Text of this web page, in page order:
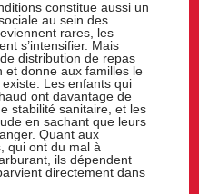
constitue aussi un
au sein des
rares, les
s’intensifier. Mais
distribution de repas
et donne aux familles le
Les enfants qui
ont davantage de
stabilité sanitaire, et les
en sachant que leurs
Quant aux
qui ont du mal à
ils dépendent
directement dans